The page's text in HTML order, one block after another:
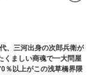
、三河出身の次郎兵衛が
くましい商魂で一大問屋
％以上がこの浅草橋界隈